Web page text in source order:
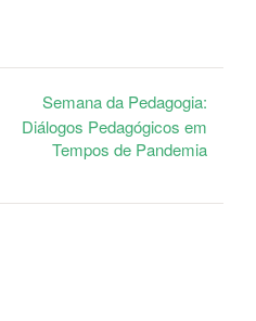
Semana da Pedagogia:
Diálogos Pedagógicos em
Tempos de Pandemia